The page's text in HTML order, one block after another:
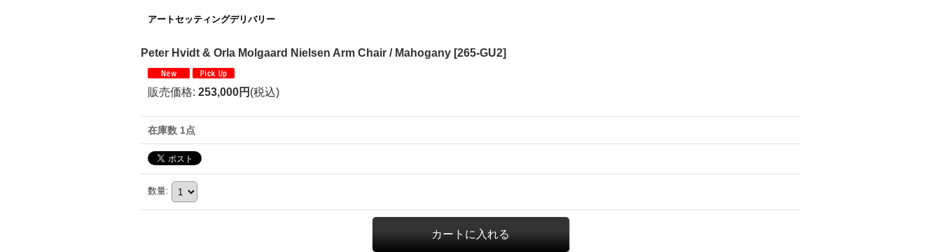
アートセッティングデリバリー
Peter Hvidt & Orla Molgaard Nielsen Arm Chair / Mahogany [265-GU2]
販売価格: 253,000円 (税込)
在庫数 1点
数量: